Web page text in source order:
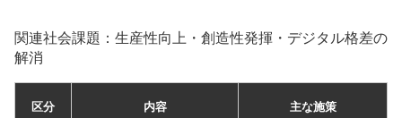
関連社会課題：生産性向上・創造性発揮・デジタル格差の
解消
区分 内容 主な施策